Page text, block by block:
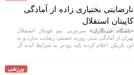
نارضایتی بختیاری زاده از آمادگی
کاپیتان استقلال
«باشگاه خبرنگاران» سرمربی تیم فوتبال استقلال
تهران از آمادگی بدنی روزبه چشمی رضایت ندارد و به
این بازیکن اعلام کرده باید زودتر به شرایط ایده آل
ورزشی